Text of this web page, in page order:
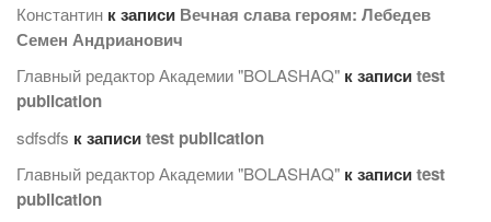
Константин к записи Вечная слава героям: Лебедев
Семен Андрианович
Главный редактор Академии "BOLASHAQ" к записиtest
publication
sdfsdfs к записиtest publication
Главный редактор Академии "BOLASHAQ" к записиtest
publication